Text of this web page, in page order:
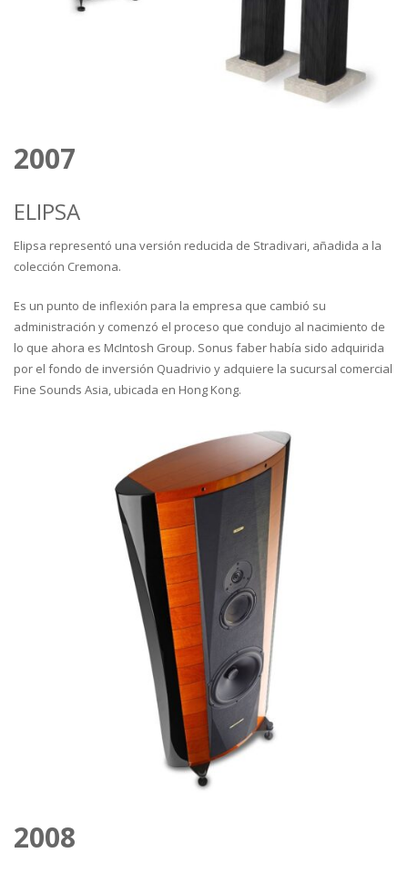
2007
ELIPSA
Elipsa representó una versión reducida de Stradivari, añadida a la
colección Cremona.
Es un punto de inflexión para la empresa que cambió su
administración y comenzó el proceso que condujo al nacimiento de
lo que ahora es McIntosh Group. Sonus faber había sido adquirida
por el fondo de inversión Quadrivio y adquiere la sucursal comercial
Fine Sounds Asia, ubicada en Hong Kong.
2008